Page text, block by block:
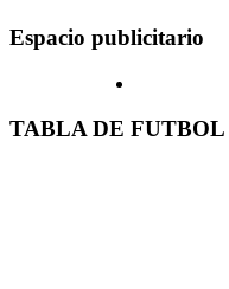
Espacio publicitario
TABLA DE FUTBOL